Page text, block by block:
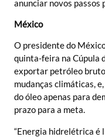
anunciar novos passos
México
O presidente do
quinta-feira na Cúpula
exportar petróleo
mudanças climáticas,
do óleo apenas para
prazo para a meta.
“Energia hidrelétrica é